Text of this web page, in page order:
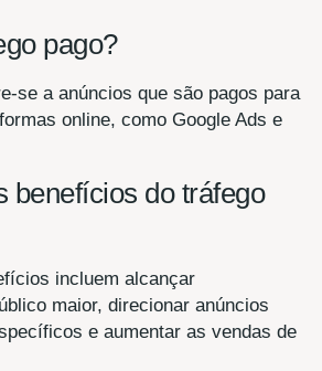
pago?
se a anúncios que são pagos para
online, como Google Ads e
benefícios do tráfego
incluem alcançar
maior, direcionar anúncios
e aumentar as vendas de